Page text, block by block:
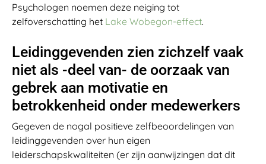
Psychologen noemen deze neiging tot
zelfoverschatting het Lake Wobegon-effect.
Leidinggevenden zien zichzelf vaak
niet als -deel van- de oorzaak van
gebrek aan motivatie en
betrokkenheid onder medewerkers
Gegeven de nogal positieve zelfbeoordelingen van
leidinggevenden over hun eigen
leiderschapskwaliteiten (er zijn aanwijzingen dat dit